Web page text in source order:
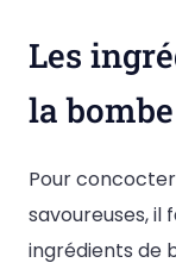
Les
la
Pour
savoureuses, il
ingrédients de